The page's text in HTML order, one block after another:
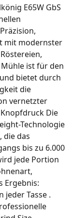
E65W GbS
mit modernster
ist für den
bietet durch
die
vernetzter
Die
Technologie
die das
bis zu 6.000
jede Portion
Ergebnis:
jeder Tasse .